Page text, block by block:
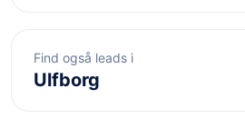
Find også leads i
Ulfborg